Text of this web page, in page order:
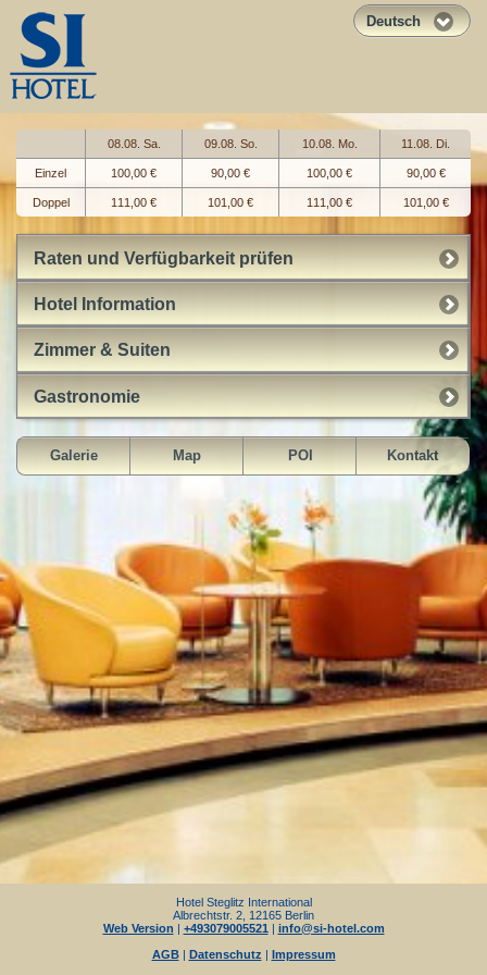
Deutsch
08.08. Sa. 09.08. So. 10.08. Mo. 11.08. Di.
Einzel 100,00 € 90,00 € 100,00 € 90,00 €
Doppel 111,00 € 101,00 € 111,00 € 101,00 €
Raten und Verfügbarkeit prüfen
Hotel Information
Zimmer & Suiten
Gastronomie
Galerie Map POI Kontakt
Hotel Steglitz International
Albrechtstr. 2, 12165 Berlin
Web Version | +493079005521 | info@si-hotel.com
AGB| Datenschutz | Impressum